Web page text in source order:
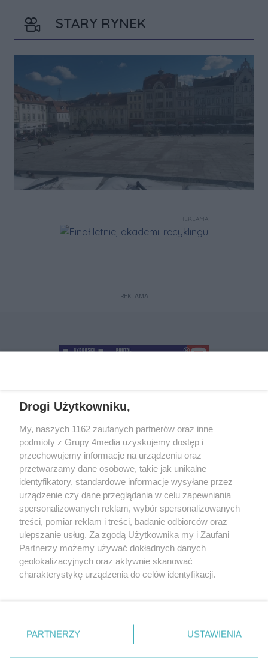
STARY RYNEK
REKLAMA
REKLAMA
+48 52 5812666
O nas Reklama Regulamin
Kontakt
Wydarzenia
Ogłoszenia Katalog firm
Zapisz się do newslettera
Dołącz do grona ludzi najlepiej poinformowanych!
Zapisz się »
Facebook.com
X.comInstagram.com
Youtube.com
Drogi Użytkowniku,
My, naszych 1162 zaufanych partnerów oraz inne
podmioty z Grupy 4media uzyskujemy dostęp i
przechowujemy informacje na urządzeniu oraz
przetwarzamy dane osobowe, takie jak unikalne
identyfikatory, standardowe informacje wysyłane przez
urządzenie czy dane przeglądania w celu zapewniania
spersonalizowanych reklam, wybór spersonalizowanych
treści, pomiar reklam i treści, badanie odbiorców oraz
ulepszanie usług. Za zgodą Użytkownika my i Zaufani
Partnerzy możemy używać dokładnych danych
geolokalizacyjnych oraz aktywnie skanować
charakterystykę urządzenia do celów identyfikacji.
zmienić/wycofać klikając przycisk ustawień prywatności
znajdujący się w lewym dolnym rogu strony
. Niektóre
PARTNERZY USTAWIENIA